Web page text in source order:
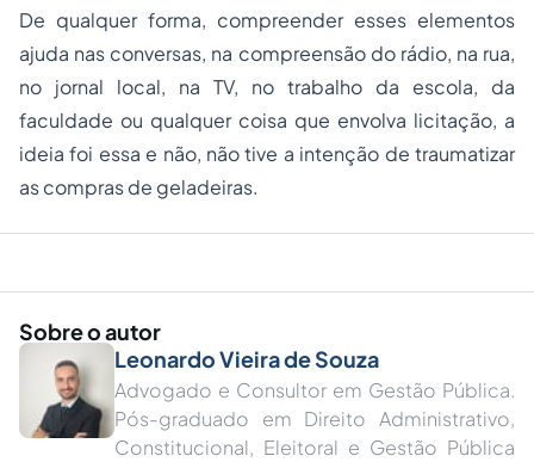
De qualquer forma, compreender esses elementos
ajuda nas conversas, na compreensão do rádio, na rua,
no jornal local, na TV, no trabalho da escola, da
faculdade ou qualquer coisa que envolva licitação, a
ideia foi essa e não, não tive a intenção de traumatizar
as compras de geladeiras.
Sobre o autor
Leonardo Vieira de Souza
Advogado e Consultor em Gestão Pública.
Pós-graduado em Direito Administrativo,
Constitucional, Eleitoral e Gestão Pública